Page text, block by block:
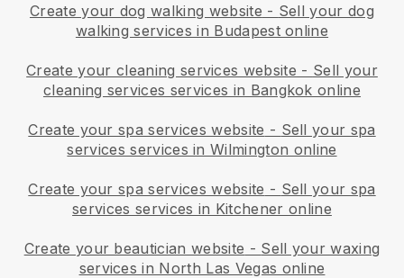
Create your dog walking website - Sell your dog
walking services in Budapest online
Create your cleaning services website - Sell your
cleaning services services in Bangkok online
Create your spa services website - Sell your spa
services services in Wilmington online
Create your spa services website - Sell your spa
services services in Kitchener online
Create your beautician website - Sell your waxing
services in North Las Vegas online